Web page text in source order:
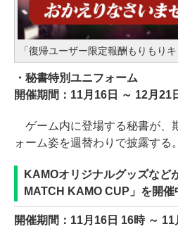
「復帰ユーザー限定報酬もりもりキ
・秘書特別ユニフォーム
開催期間：11月16日 ～ 12月21
ゲーム内に登場する秘書が、
ォーム姿を週替わりで披露する。
KAMOオリジナルグッズなど
MATCH KAMO CUP」を開催
開催期間：11月16日 16時 ～